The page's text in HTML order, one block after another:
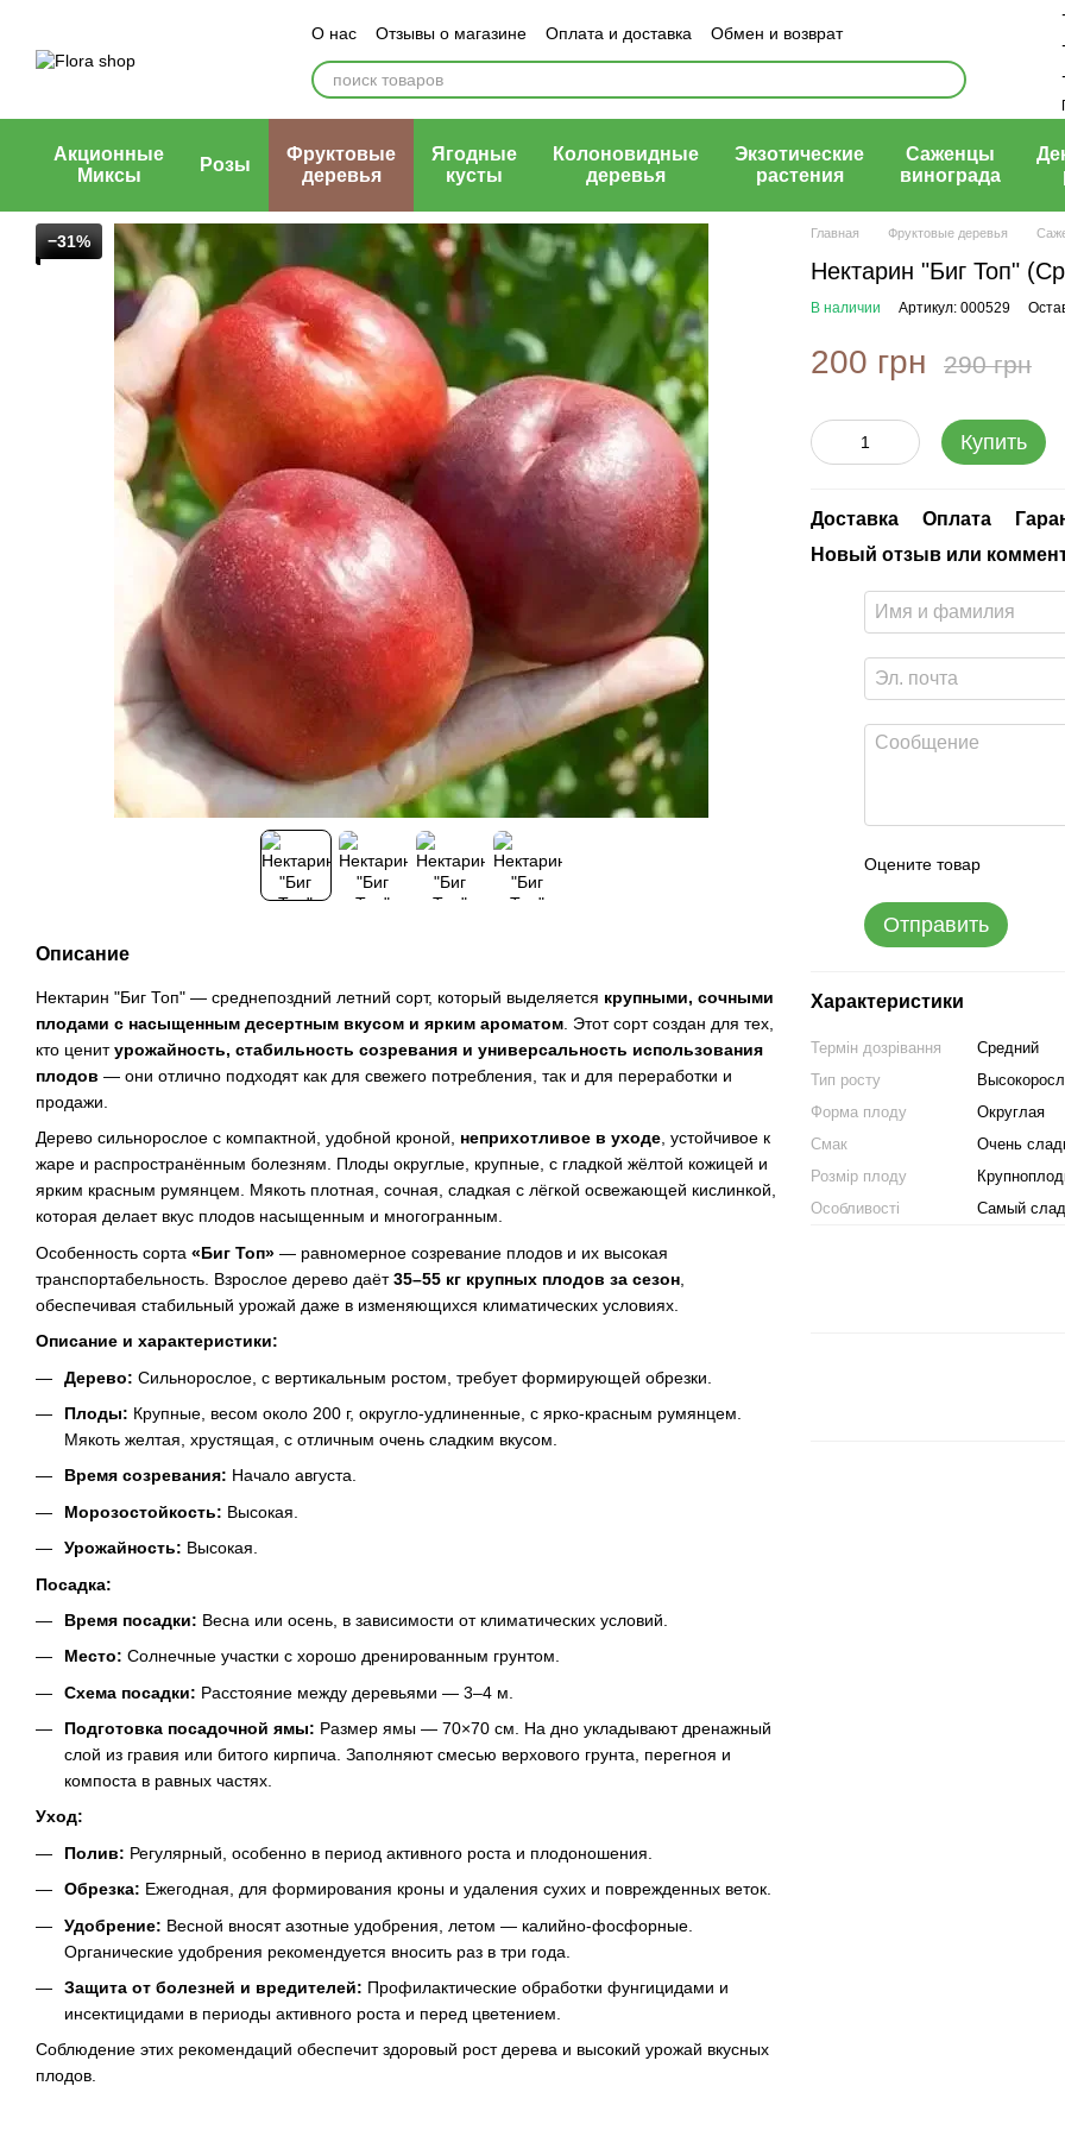
О нас Отзывы о магазине Оплата и доставка
Обмен и возврат
Блог магазина
Публичный договор (оферта)
Акционные
Миксы
Розы
Фруктовые
деревья
Ягодные
кусты
Колоновидные
деревья
Экзотические
растения
Саженцы
винограда
−31%
Описание
Нектарин "Биг Топ" — среднепоздний летний сорт, который выделяется крупными, сочными
плодами с насыщенным десертным вкусом и ярким ароматом . Этот сорт создан для тех,
кто ценитурожайность, стабильность созревания и универсальность использования
плодов — они отлично подходят как для свежего потребления, так и для переработки и
продажи.
Дерево сильнорослое с компактной, удобной кроной, неприхотливое в уходе, устойчивое к
жаре и распространённым болезням. Плоды округлые, крупные, с гладкой жёлтой кожицей и
ярким красным румянцем. Мякоть плотная, сочная, сладкая с лёгкой освежающей кислинкой,
которая делает вкус плодов насыщенным и многогранным.
Особенность сорта «Биг Топ» — равномерное созревание плодов и их высокая
транспортабельность. Взрослое дерево даёт35–55 кг крупных плодов за сезон
обеспечивая стабильный урожай даже в изменяющихся климатических условиях.
Описание и характеристики:
Дерево: Сильнорослое, с вертикальным ростом, требует формирующей обрезки.
Плоды: Крупные, весом около 200 г, округло-удлиненные, с ярко-красным румянцем.
Мякоть желтая, хрустящая, с отличным очень сладким вкусом.
Время созревания: Начало августа.
Морозостойкость: Высокая.
Урожайность: Высокая.
Посадка:
Время посадки: Весна или осень, в зависимости от климатических условий.
Место: Солнечные участки с хорошо дренированным грунтом.
Схема посадки: Расстояние между деревьями — 3–4 м.
Подготовка посадочной ямы: Размер ямы — 70×70 см. На дно укладывают дренажный
слой из гравия или битого кирпича. Заполняют смесью верхового грунта, перегноя и
компоста в равных частях.
Уход:
Полив: Регулярный, особенно в период активного роста и плодоношения.
Обрезка: Ежегодная, для формирования кроны и удаления сухих и поврежденных веток.
Удобрение: Весной вносят азотные удобрения, летом — калийно-фосфорные.
Органические удобрения рекомендуется вносить раз в три года.
Защита от болезней и вредителей: Профилактические обработки фунгицидами и
инсектицидами в периоды активного роста и перед цветением.
Соблюдение этих рекомендаций обеспечит здоровый рост дерева и высокий урожай вкусных
плодов.
Главная Фруктовые деревья
Нектарин "Биг Топ"
В наличии Артикул: 000529
200 грн 290 грн
Купить
Доставка Оплата
Новый отзыв или
Оцените товар
Отправить
Характеристики
Термін дозрівання
Средний
Тип росту
Форма плоду
Округлая
Смак
Очень
Розмір плоду
Особливості
Самый